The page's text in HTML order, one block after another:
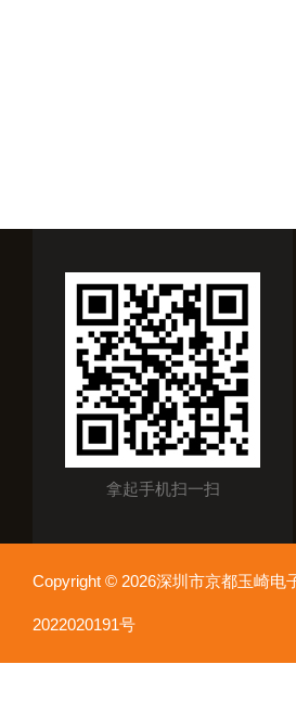
拿起手机扫一扫
Copyright © 2026深圳市京都玉崎
2022020191号